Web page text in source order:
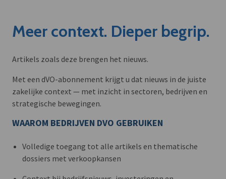
Meer context. Dieper begrip.
Artikels zoals deze brengen het nieuws.
Met een dVO-abonnement krijgt u dat nieuws in de juiste
zakelijke context — met inzicht in sectoren, bedrijven en
strategische bewegingen.
WAAROM BEDRIJVEN DVO GEBRUIKEN
Volledige toegang tot alle artikels en thematische
dossiers met verkoopkansen